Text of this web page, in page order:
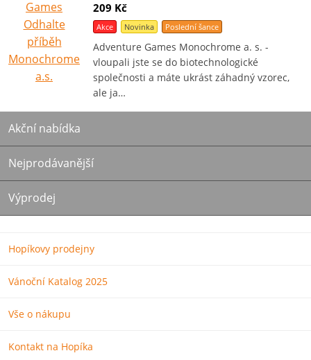
209 Kč
Akce Novinka Poslední šance
Adventure Games Monochrome a. s. -
vloupali jste se do biotechnologické
společnosti a máte ukrást záhadný vzorec,
ale ja…
Akční nabídka
Nejprodávanější
Výprodej
Hopíkovy prodejny
Vánoční Katalog 2025
Vše o nákupu
Kontakt na Hopíka